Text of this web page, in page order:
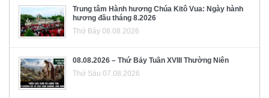
Trung tâm Hành hương Chúa Kitô Vua: Ngày hành
hương đầu tháng 8.2026
Thứ Bảy 08.08.2026
08.08.2026 – Thứ Bảy Tuần XVIII Thường Niên
Thứ Sáu 07.08.2026